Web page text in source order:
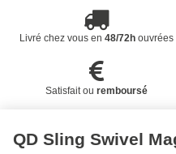
Livré chez vous en 48/72houvrées
Satisfait ou remboursé
QD Sling Swivel